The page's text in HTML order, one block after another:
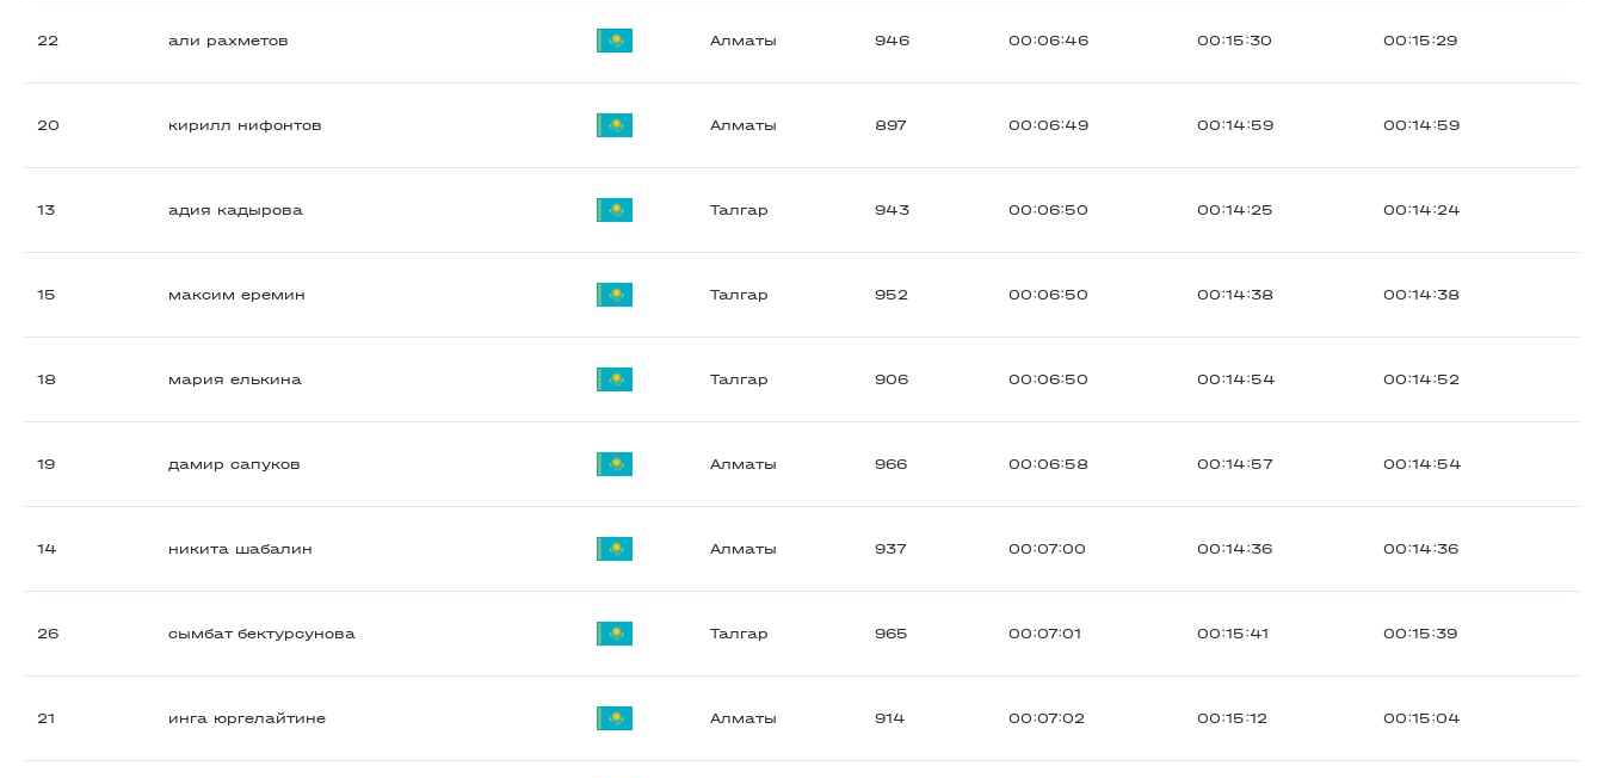
22 али рахметов Алматы 946 00:06:46 00:15:30 00:15:29
20 кирилл нифонтов Алматы 897 00:06:49 00:14:59 00:14:59
13 адия кадырова Талгар 943 00:06:50 00:14:25 00:14:24
15 максим еремин Талгар 952 00:06:50 00:14:38 00:14:38
18 мария елькина Талгар 906 00:06:50 00:14:54 00:14:52
19 дамир сапуков Алматы 966 00:06:58 00:14:57 00:14:54
14 никита шабалин Алматы 937 00:07:00 00:14:36 00:14:36
26 сымбат бектурсунова Талгар 965 00:07:01 00:15:41 00:15:39
21 инга юргелайтине Алматы 914 00:07:02 00:15:12 00:15:04